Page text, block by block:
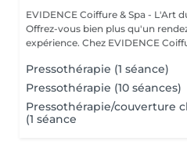
EVIDENCE Coiffure & Spa - L'Art
Offrez-vous bien plus qu'un
expérience. Chez EVIDENCE
Pressothérapie (1 séance)
Pressothérapie (10 séances)
Pressothérapie/couverture
(1 séance